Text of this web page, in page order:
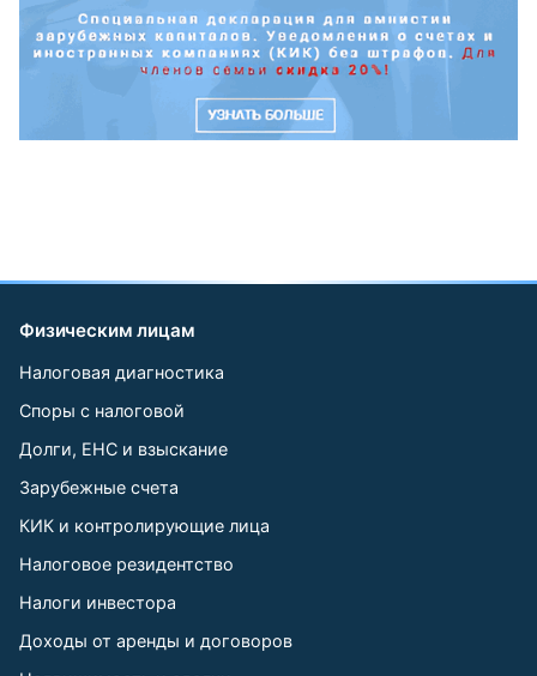
Физическим лицам
Налоговая диагностика
Споры с налоговой
Долги, ЕНС и взыскание
Зарубежные счета
КИК и контролирующие лица
Налоговое резидентство
Налоги инвестора
Доходы от аренды и договоров